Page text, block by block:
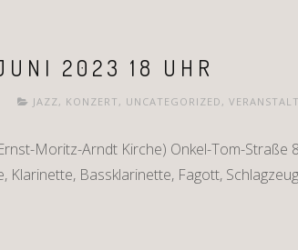
2023 18 UHR
JAZZ, KONZERT , UNCATEGORIZED ,
Moritz-Arndt Kirche) Onkel-Tom-
Klarinette, Bassklarinette, Fagott,